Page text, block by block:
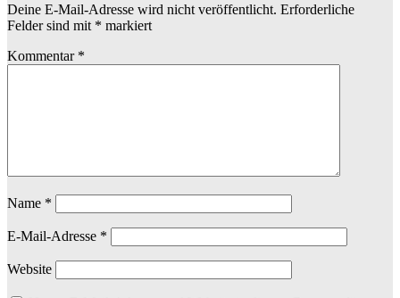
Deine E-Mail-Adresse wird nicht veröffentlicht. Erforderliche
Felder sind mit * markiert
Kommentar *
Name *
E-Mail-Adresse *
Website